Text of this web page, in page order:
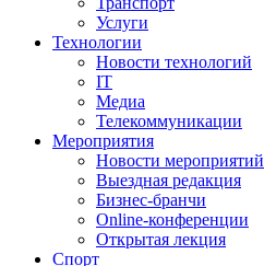
Услуги
Технологии
Новости технологий
IT
Медиа
Телекоммуникации
Мероприятия
Новости мероприятий
Выездная редакция
Бизнес-бранчи
Online-конференции
Открытая лекция
Спорт